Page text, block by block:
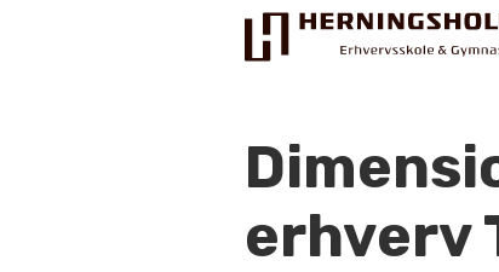
erhverv